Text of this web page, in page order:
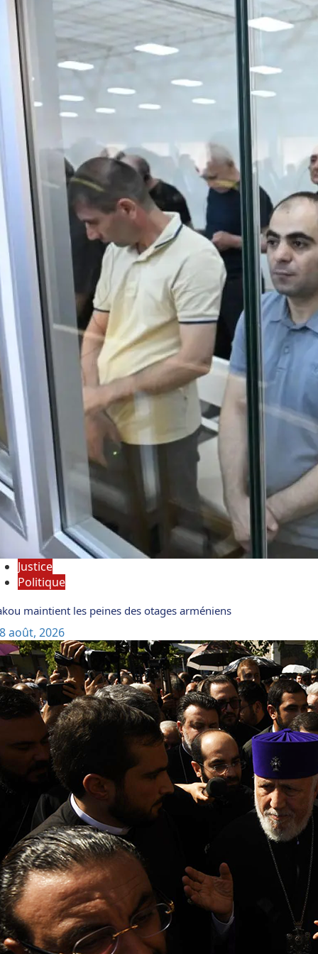
Justice
Politique
maintient les peines des otages arméniens
8 août, 2026